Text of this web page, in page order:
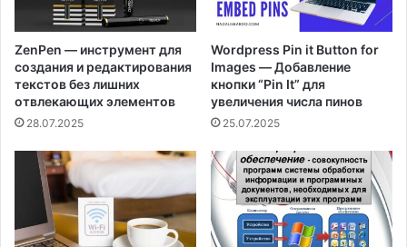
ZenPen — инструмент для
создания и редактирования
текстов без лишних
отвлекающих элементов
28.07.2025
Wordpress Pin it Button for
Images — Добавление
кнопки “Pin It” для
увеличения числа пинов
25.07.2025